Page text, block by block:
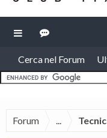
Cerca nel Forum
Forum ...